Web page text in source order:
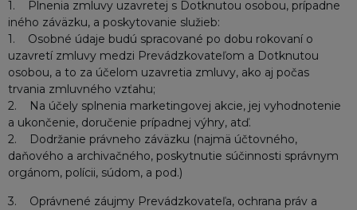
1. Plnenia zmluvy uzavretej s Dotknutou osobou, prípadne
iného záväzku, a poskytovanie služieb:
1. Osobné údaje budú spracované po dobu rokovaní o
uzavretí zmluvy medzi Prevádzkovateľom a Dotknutou
osobou, a to za účelom uzavretia zmluvy, ako aj počas
trvania zmluvného vzťahu;
2. Na účely splnenia marketingovej akcie, jej vyhodnotenie
a ukončenie, doručenie prípadnej výhry, atď.
2. Dodržanie právneho záväzku (najmä účtovného,
daňového a archivačného, poskytnutie súčinnosti správnym
orgánom, polícii, súdom, a pod.)
3. Oprávnené záujmy Prevádzkovateľa, ochrana práv a